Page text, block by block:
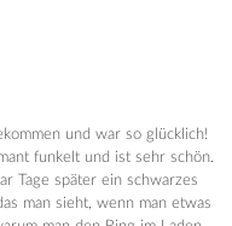
und war so glücklich!
funkelt und ist sehr schön.
Tage später ein schwarzes
man sieht, wenn man etwas